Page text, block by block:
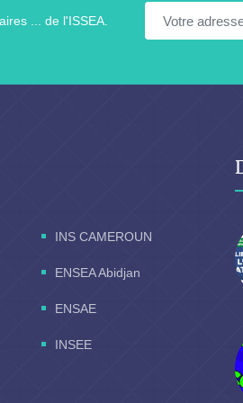
... de l'ISSEA.
INS CAMEROUN
ENSEA Abidjan
ENSAE
INSEE